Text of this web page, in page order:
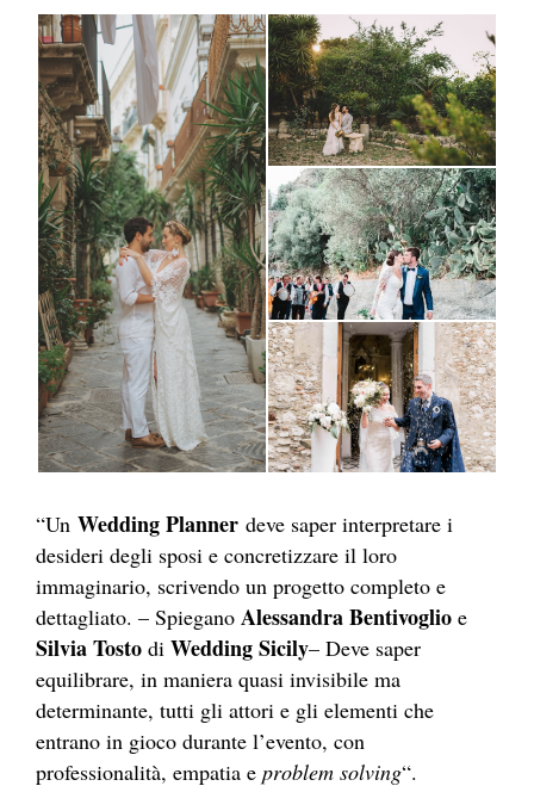
“Un Wedding Planner deve saper interpretare i
desideri degli sposi e concretizzare il loro
immaginario, scrivendo un progetto completo e
dettagliato. – Spiegano Alessandra Bentivoglio e
Silvia Tosto di Wedding Sicily– Deve saper
equilibrare, in maniera quasi invisibile ma
determinante, tutti gli attori e gli elementi che
entrano in gioco durante l’evento, con
professionalità, empatia e problem solving“.